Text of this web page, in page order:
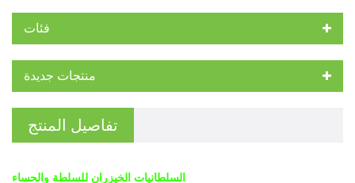
فئات
منتجات جديدة
تفاصيل المنتج
السلطانيات الخيزران للسلطة والحساء